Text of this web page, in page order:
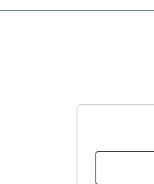
לתאם ביקור בצריף